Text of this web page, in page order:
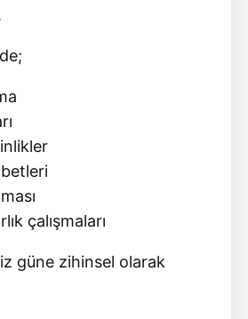
çalışmaları
güne zihinsel olarak